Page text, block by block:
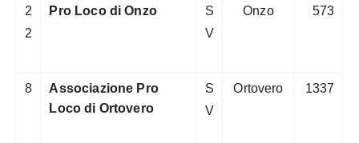
2
2
Pro Loco di Onzo
S
V
Onzo 573
8
Associazione Pro
Loco di Ortovero
S
V
Ortovero 1337